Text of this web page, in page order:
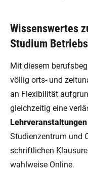
Wissenswertes
Studium
Mit diesem
völlig orts- und
an Flexibilität
gleichzeitig eine
Lehrveranstaltungen
Studienzentrum und
schriftlichen
wahlweise Online.